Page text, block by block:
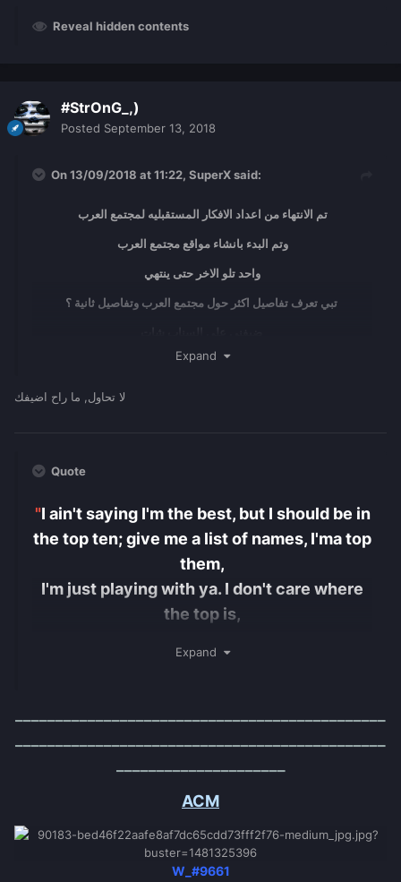
Reveal hidden contents
#StrOnG_,)
Posted September 13, 2018
On 13/09/2018 at 11:22, SuperXsaid:
تم الانتهاء من اعداد الافكار المستقبليه لمجتمع العرب
وتم البدء بانشاء مواقع مجتمع العرب
واحد تلو الاخر حتى ينتهي
تبي تعرف تفاصيل اكثر حول مجتمع العرب وتفاصيل ثانية ؟
Expand
لا تحاول, ما راح اضيفك
Quote
"I ain't saying I'm the best, but I should be in
the top ten; give me a list of names, I'ma top
them,
I'm just playing with ya. I don't care where
the top is,
Expand
ACM
W_#9661